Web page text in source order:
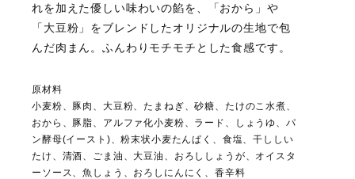
れを加えた優しい味わいの餡を、「おから」や
「大豆粉」をブレンドしたオリジナルの生地で包
んだ肉まん。ふんわりモチモチとした食感です。
原材料
小麦粉、豚肉、大豆粉、たまねぎ、砂糖、たけのこ水煮、
おから、豚脂、アルファ化小麦粉、ラード、しょうゆ、パ
ン酵母(イースト)、粉末状小麦たんぱく、食塩、干ししい
たけ、清酒、ごま油、大豆油、おろししょうが、オイスタ
ーソース、魚しょう、おろしにんにく、香辛料